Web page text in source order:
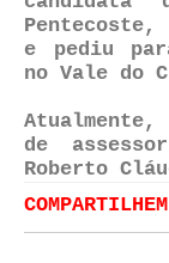
e pediu
no Vale do
de
Roberto